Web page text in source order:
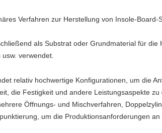
Verfahren zur Herstellung von Insole-Board-
als Substrat oder Grundmaterial für die
verwendet.
relativ hochwertige Konfigurationen, um die
die Festigkeit und andere Leistungsaspekte zu
Öffnungs- und Mischverfahren,
um die Produktionsanforderungen